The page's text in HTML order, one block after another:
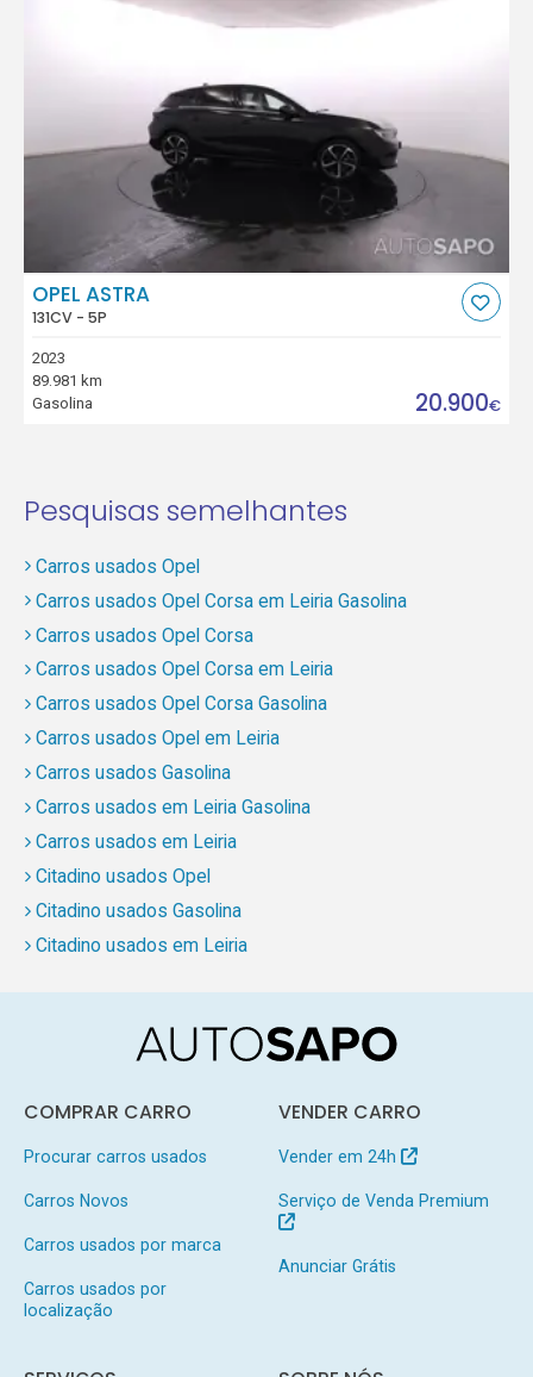
OPEL ASTRA
131CV - 5P
2023
89.981 km
Gasolina
20.900€
Pesquisas semelhantes
Carros usados Opel
Carros usados Opel Corsa em Leiria Gasolina
Carros usados Opel Corsa
Carros usados Opel Corsa em Leiria
Carros usados Opel Corsa Gasolina
Carros usados Opel em Leiria
Carros usados Gasolina
Carros usados em Leiria Gasolina
Carros usados em Leiria
Citadino usados Opel
Citadino usados Gasolina
Citadino usados em Leiria
COMPRAR CARRO
Procurar carros usados
Carros Novos
Carros usados por marca
Carros usados por
localização
VENDER CARRO
Vender em 24h
Serviço de Venda Premium
Anunciar Grátis